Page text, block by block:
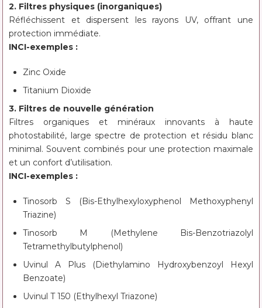
2. Filtres physiques (inorganiques)
Réfléchissent et dispersent les rayons UV, offrant une
protection immédiate.
INCI-exemples :
Zinc Oxide
Titanium Dioxide
3. Filtres de nouvelle génération
Filtres organiques et minéraux innovants à haute
photostabilité, large spectre de protection et résidu blanc
minimal. Souvent combinés pour une protection maximale
et un confort d’utilisation.
INCI-exemples :
Tinosorb S (Bis-Ethylhexyloxyphenol Methoxyphenyl
Triazine)
Tinosorb M (Methylene Bis-Benzotriazolyl
Tetramethylbutylphenol)
Uvinul A Plus (Diethylamino Hydroxybenzoyl Hexyl
Benzoate)
Uvinul T 150 (Ethylhexyl Triazone)